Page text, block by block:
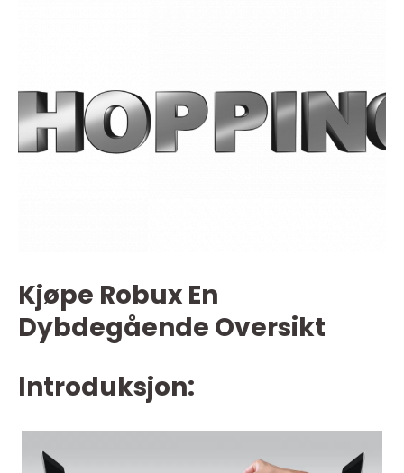
Kjøpe Robux En
Dybdegående Oversikt
Introduksjon: